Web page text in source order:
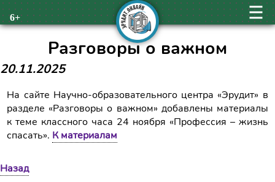
6+
Разговоры о важном
20.11.2025
На сайте Научно-образовательного центра «Эрудит» в
разделе «Разговоры о важном» добавлены материалы
к теме классного часа 24 ноября «Профессия – жизнь
спасать». К материалам
Назад